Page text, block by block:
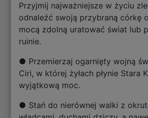
Przyjmij najważniejsze w życiu
odnaleźć swoją przybraną córkę
mocą zdolną uratować świat lub
ruinie.
● Przemierzaj ogarnięty wojną
Ciri, w której żyłach płynie Stara
wyjątkową moc.
● Stań do nierównej walki z